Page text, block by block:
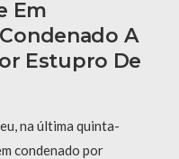
Em
A
Estupro De
na última quinta-
condenado por